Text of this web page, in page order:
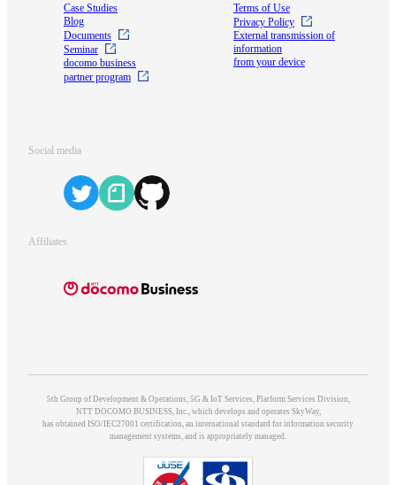
Case Studies
Blog
Documents
Seminar
docomo business
partner program
Terms of Use
Privacy Policy
External transmission of
information
from your device
Social media
Affiliates
5th Group of Development & Operations, 5G & IoT Services, Platform Services Division,
NTT DOCOMO BUSINESS, Inc., which develops and operates SkyWay,
has obtained ISO/IEC27001 certification, an international standard for information security
management systems, and is appropriately managed.